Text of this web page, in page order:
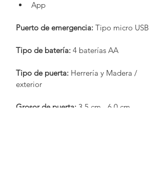
App
Puerto de emergencia: Tipo micro USB
Tipo de batería: 4 baterías AA
Tipo de puerta: Herrería y Madera /
exterior
Grosor de puerta: 3.5 cm - 6.0 cm